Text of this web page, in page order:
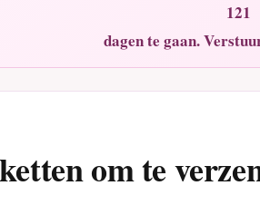
121
dagen te gaan.
om te